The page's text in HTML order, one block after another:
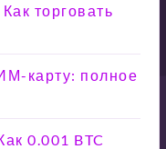
торговать
карту: полное
0.001 BTC